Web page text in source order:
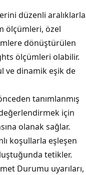
düzenli aralıklarla
ölçümleri, özel
dönüştürülen
ölçümleri olabilir.
ve dinamik eşik de
tanımlanmış
için
olanak sağlar.
koşullarla eşleşen
tetikler.
Durumu uyarıları,